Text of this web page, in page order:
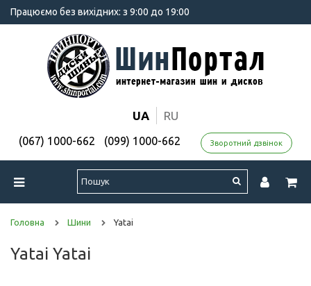
Працюємо без вихідних: з 9:00 до 19:00
UA RU
(067) 1000-662 (099) 1000-662 Зворотний дзвінок
Головна Шини Yatai
Yatai Yatai